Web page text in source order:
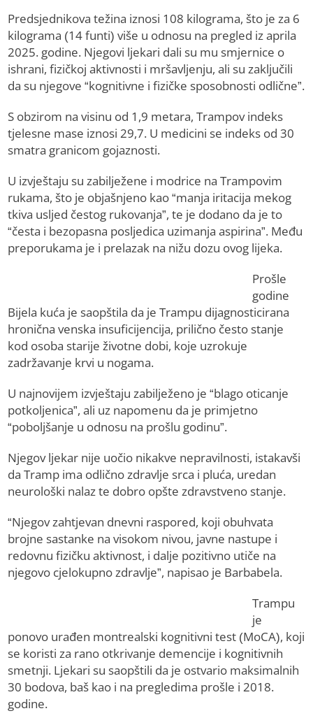
Predsjednikova težina iznosi 108 kilograma, što je za 6
kilograma (14 funti) više u odnosu na pregled iz aprila
2025. godine. Njegovi ljekari dali su mu smjernice o
ishrani, fizičkoj aktivnosti i mršavljenju, ali su zaključili
da su njegove “kognitivne i fizičke sposobnosti odlične”.
S obzirom na visinu od 1,9 metara, Trampov indeks
tjelesne mase iznosi 29,7. U medicini se indeks od 30
smatra granicom gojaznosti.
U izvještaju su zabilježene i modrice na Trampovim
rukama, što je objašnjeno kao “manja iritacija mekog
tkiva usljed čestog rukovanja”, te je dodano da je to
“česta i bezopasna posljedica uzimanja aspirina”. Među
preporukama je i prelazak na nižu dozu ovog lijeka.
Prošle
godine
Bijela kuća je saopštila da je Trampu dijagnosticirana
hronična venska insuficijencija, prilično često stanje
kod osoba starije životne dobi, koje uzrokuje
zadržavanje krvi u nogama.
U najnovijem izvještaju zabilježeno je “blago oticanje
potkoljenica”, ali uz napomenu da je primjetno
“poboljšanje u odnosu na prošlu godinu”.
Njegov ljekar nije uočio nikakve nepravilnosti, istakavši
da Tramp ima odlično zdravlje srca i pluća, uredan
neurološki nalaz te dobro opšte zdravstveno stanje.
“Njegov zahtjevan dnevni raspored, koji obuhvata
brojne sastanke na visokom nivou, javne nastupe i
redovnu fizičku aktivnost, i dalje pozitivno utiče na
njegovo cjelokupno zdravlje”, napisao je Barbabela.
Trampu
je
ponovo urađen montrealski kognitivni test (MoCA), koji
se koristi za rano otkrivanje demencije i kognitivnih
smetnji. Ljekari su saopštili da je ostvario maksimalnih
30 bodova, baš kao i na pregledima prošle i 2018.
godine.